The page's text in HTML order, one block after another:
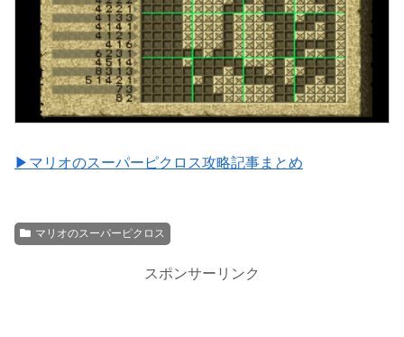
▶マリオのスーパーピクロス攻略記事まとめ
マリオのスーパーピクロス
スポンサーリンク